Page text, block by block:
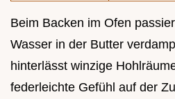
Beim Backen im Ofen
Wasser in der Butter
hinterlässt winzige
federleichte Gefühl auf der